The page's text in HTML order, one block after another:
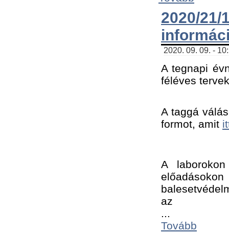
2020/
2020. 09. 09. -
A tegnapi
féléves
A taggá
formot, amit
A
az ﻿
Tovább